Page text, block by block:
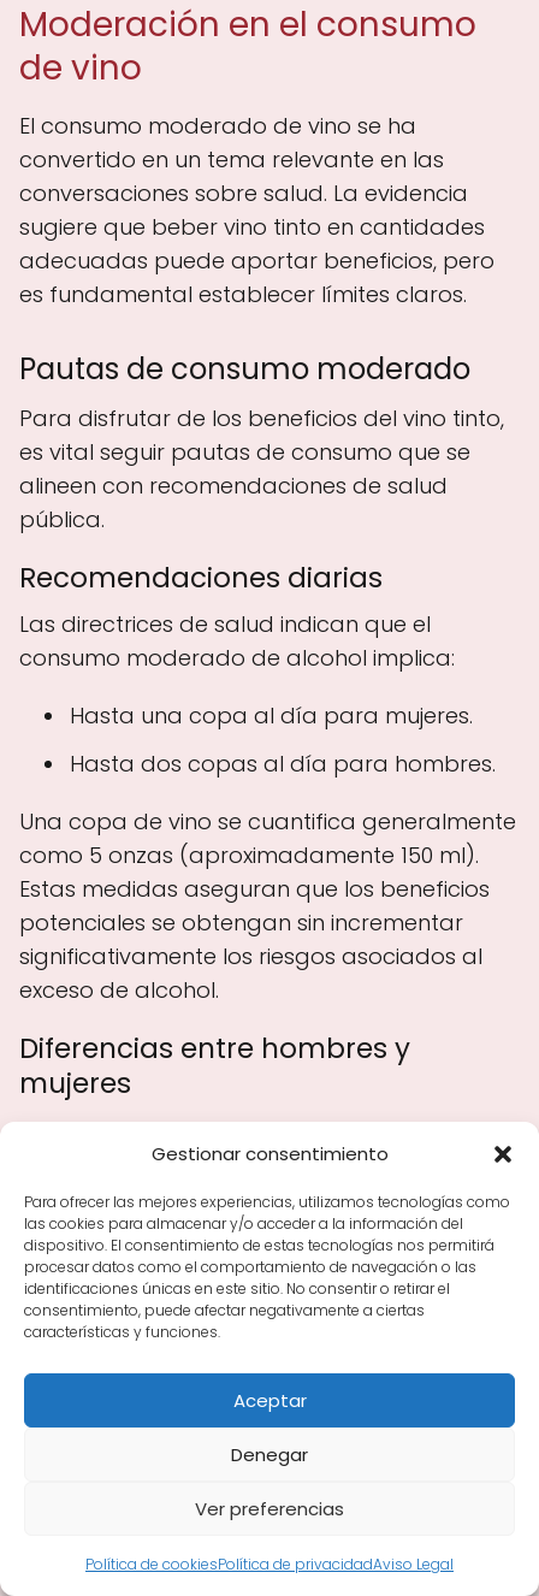
Gestionar consentimiento
Para ofrecer las mejores experiencias, utilizamos tecnologías como
las cookies para almacenar y/o acceder a la información del
dispositivo. El consentimiento de estas tecnologías nos permitirá
procesar datos como el comportamiento de navegación o las
identificaciones únicas en este sitio. No consentir o retirar el
consentimiento, puede afectar negativamente a ciertas
características y funciones.
Aceptar
Denegar
Ver preferencias
Política de cookiesPolítica de privacidadAviso Legal
Moderación en el consumo
de vino
El consumo moderado de vino se ha
convertido en un tema relevante en las
conversaciones sobre salud. La evidencia
sugiere que beber vino tinto en cantidades
adecuadas puede aportar beneficios, pero
es fundamental establecer límites claros.
Pautas de consumo moderado
Para disfrutar de los beneficios del vino tinto,
es vital seguir pautas de consumo que se
alineen con recomendaciones de salud
pública.
Recomendaciones diarias
Las directrices de salud indican que el
consumo moderado de alcohol implica:
Hasta una copa al día para mujeres.
Hasta dos copas al día para hombres.
Una copa de vino se cuantifica generalmente
como 5 onzas (aproximadamente 150 ml).
Estas medidas aseguran que los beneficios
potenciales se obtengan sin incrementar
significativamente los riesgos asociados al
exceso de alcohol.
Diferencias entre hombres y
mujeres
Las diferencias en el metabolismo del alcohol
entre hombres y mujeres justifican las
distintas recomendaciones. Las mujeres
tienden a tener menos agua en el cuerpo, lo
que puede incrementar la concentración de
alcohol en sangre en comparación con los
hombres que consumen la misma cantidad.
Por esta razón, es importante que las mujeres
mantengan un límite más bajo en su
consumo.
Beneficios del vino tinto